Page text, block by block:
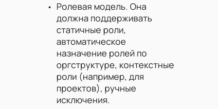
Ролевая модель. Она
должна поддерживать
статичные роли,
автоматическое
назначение ролей по
оргструктуре, контекстные
роли (например, для
проектов), ручные
исключения.